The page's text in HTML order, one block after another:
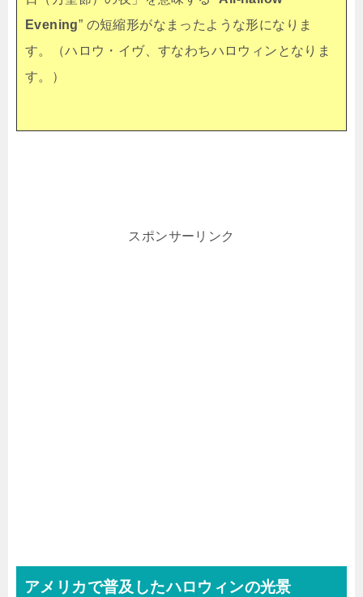
Evening” の短縮形がなまったような形になりま
す。（ハロウ・イヴ、すなわちハロウィンとなりま
す。）
スポンサーリンク
アメリカで普及したハロウィンの光景